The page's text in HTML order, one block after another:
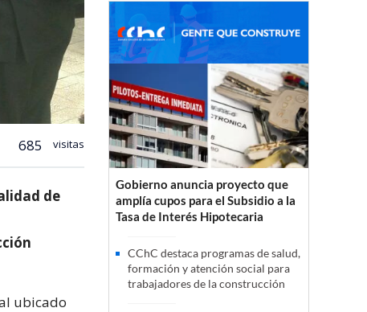
685 visitas
de
ubicado
Gobierno anuncia proyecto que
amplía cupos para el Subsidio a la
Tasa de Interés Hipotecaria
CChC destaca programas de salud,
formación y atención social para
trabajadores de la construcción